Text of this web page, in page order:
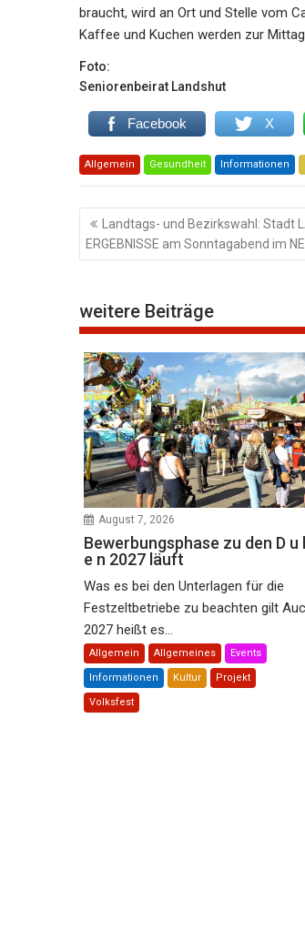
braucht, wird an Ort und Stelle vom
Kaffee und Kuchen werden zur
Foto:
Seniorenbeirat Landshut
Facebook X
Allgemein Gesundheit Informationen
Beitragsnavigation
Landtags- und Bezirkswahl: Stadt
ERGEBNISSE am Sonntagabend im
weitere Beiträge
August 7, 2026
Bewerbungsphase zu den D u
e n 2027 läuft
Was es bei den Unterlagen für die
Festzeltbetriebe zu beachten gilt
2027 heißt es...
Allgemein Allgemeines Events
Informationen Kultur Projekt
Volksfest